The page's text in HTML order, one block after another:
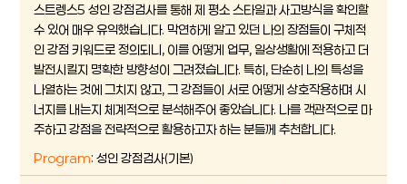
스트렝스5 성인 강점검사를 통해 제 평소 스타일과 사고방식을 확인할
수 있어 매우 유익했습니다. 막연하게 알고 있던 나의 장점들이 구체적
인 강점 키워드로 정의되니, 이를 어떻게 업무, 일상생활에 적용하고 더
발전시킬지 명확한 방향성이 그려졌습니다. 특히, 단순히 나의 특성을
나열하는 것에 그치지 않고, 그 강점들이 서로 어떻게 상호작용하며 시
너지를 내는지 체계적으로 분석해주어 좋았습니다. 나를 객관적으로 마
주하고 강점을 전략적으로 활용하고자 하는 분들께 추천합니다.
Program: 성인 강점검사(기본)